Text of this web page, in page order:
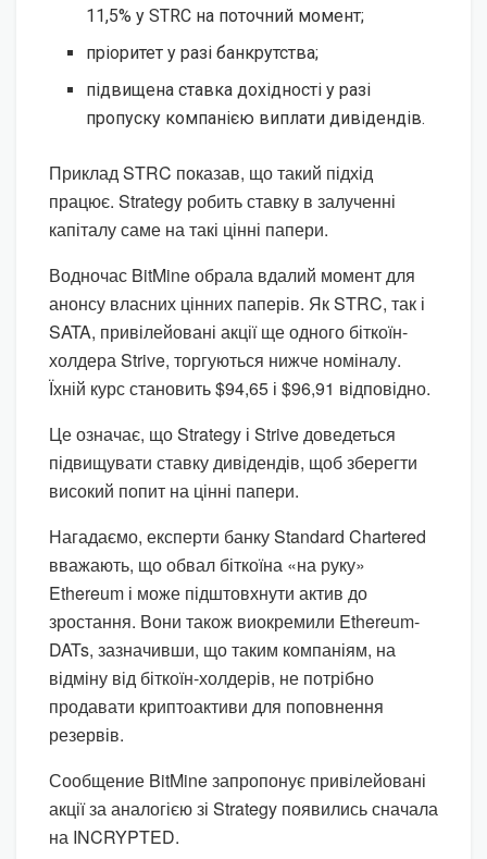
11,5% у STRC на поточний момент;
пріоритет у разі банкрутства;
підвищена ставка дохідності у разі
пропуску компанією виплати дивідендів.
Приклад STRC показав, що такий підхід
працює. Strategy робить ставку в залученні
капіталу саме на такі цінні папери.
Водночас BitMine обрала вдалий момент для
анонсу власних цінних паперів. Як STRC, так і
SATA, привілейовані акції ще одного біткоїн-
холдера Strive, торгуються нижче номіналу.
Їхній курс становить $94,65 і $96,91 відповідно.
Це означає, що Strategy і Strive доведеться
підвищувати ставку дивідендів, щоб зберегти
високий попит на цінні папери.
Нагадаємо, експерти банку Standard Chartered
вважають, що обвал біткоїна «на руку»
Ethereum і може підштовхнути актив до
зростання. Вони також виокремили Ethereum-
DATs, зазначивши, що таким компаніям, на
відміну від біткоїн-холдерів, не потрібно
продавати криптоактиви для поповнення
резервів.
Сообщение BitMine запропонує привілейовані
акції за аналогією зі Strategy появились сначала
на INCRYPTED.